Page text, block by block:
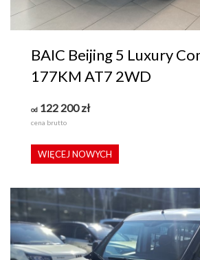
BAIC Beijing 5 Luxury
177KM AT7 2WD
od 122 200zł
cena brutto
WIĘCEJ NOWYCH